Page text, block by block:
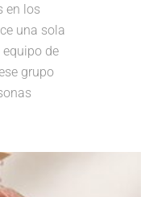
en los
una sola
de
grupo